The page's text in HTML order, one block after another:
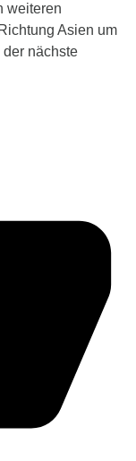
weiteren
Asien um
nächste